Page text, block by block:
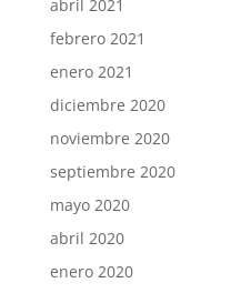
abril 2021
febrero 2021
enero 2021
diciembre 2020
noviembre 2020
septiembre 2020
mayo 2020
abril 2020
enero 2020